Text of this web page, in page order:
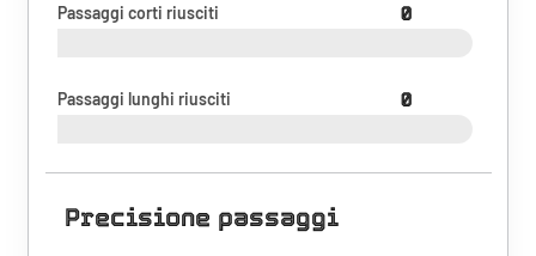
Passaggi corti riusciti 0
Passaggi lunghi riusciti 0
Precisione passaggi